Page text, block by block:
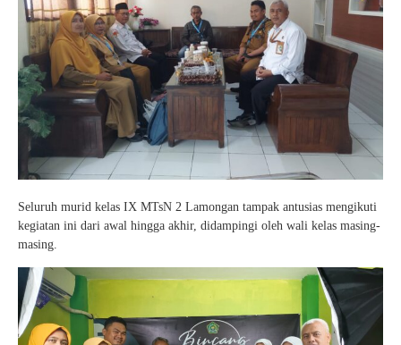
Seluruh murid kelas IX MTsN 2 Lamongan tampak antusias mengikuti
kegiatan ini dari awal hingga akhir, didampingi oleh wali kelas masing-
masing.